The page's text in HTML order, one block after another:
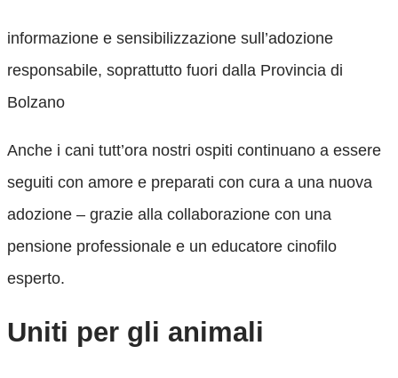
informazione e sensibilizzazione sull’adozione
responsabile, soprattutto fuori dalla Provincia di
Bolzano
Anche i cani tutt’ora nostri ospiti continuano a essere
seguiti con amore e preparati con cura a una nuova
adozione – grazie alla collaborazione con una
pensione professionale e un educatore cinofilo
esperto.
Uniti per gli animali